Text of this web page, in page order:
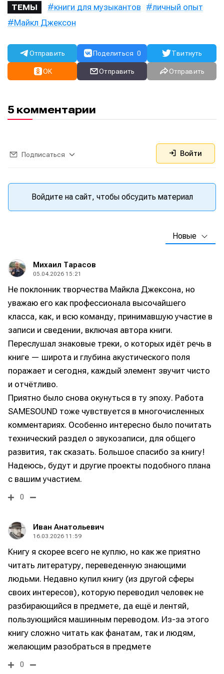
Написание
Исполнение
Продакшн
Инструменты
Оборудование
Написание
Исполнение
Продакшн
Инструменты
Оборудование
ТЕМЫ книги для музыкантов
личный опыт
Майкл Джексон
Отправить Поделиться 0 Твитнуть
OK Отправить Отправить
5 комментарии
Подписаться Войти
Войдите на сайт, чтобы обсудить материал
Новые
Михаил Тарасов
05.04.2026 15:21
Не поклонник творчества Майкла Джексона, но
уважаю его как профессионала высочайшего
класса, как, и всю команду, принимавшую участие в
записи и сведении, включая автора книги.
Переслушал знаковые треки, о которых идёт речь в
книге — широта и глубина акустического поля
поражает и сегодня, каждый элемент звучит чисто
и отчётливо.
Приятно было снова окунуться в ту эпоху. Работа
SAMESOUND тоже чувствуется в многочисленных
комментариях. Особенно интересно было почитать
технический раздел о звукозаписи, для общего
развития, так сказать. Большое спасибо за книгу!
Надеюсь, будут и другие проекты подобного плана
с вашим участием.
0
Иван Анатольевич
16.03.2026 11:59
Книгу я скорее всего не куплю, но как же приятно
читать литературу, переведенную знающими
людьми. Недавно купил книгу (из другой сферы
своих интересов), которую переводил человек не
разбирающийся в предмете, да ещё и лентяй,
пользующийся машинным переводом. Из-за этого
книгу сложно читать как фанатам, так и людям,
желающим разобраться в предмете
0